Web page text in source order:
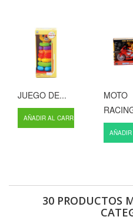
JUEGO DE...
AÑADIR AL CARRITO
MOTO
AÑADIR
30 PRODUCTOS